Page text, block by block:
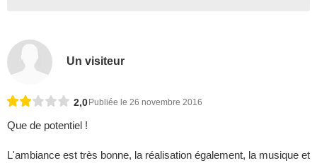
Un visiteur
2,0 Publiée le 26 novembre 2016
Que de potentiel !
L'ambiance est très bonne, la réalisation également, la musique et